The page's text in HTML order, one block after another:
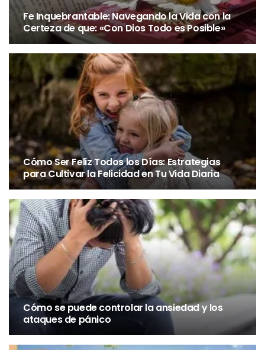
Cómo Ser Feliz Todos los Días:
Estrategias para Cultivar la
Felicidad en Tu Vida Diaria
FRASES
Fe Inquebrantable: Navegando la Vida con la
Certeza de que: «Con Dios Todo es Posible»
Cómo Ser Feliz Todos los Días: Estrategias
para Cultivar la Felicidad en Tu Vida Diaria
Cómo se puede controlar la ansiedad y los
ataques de pánico